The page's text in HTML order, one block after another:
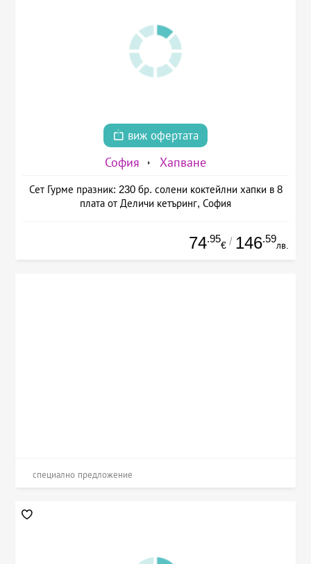
виж офертата
София Хапване
Сет Гурме празник: 230 бр. солени коктейлни хапки в 8
плата от Деличи кетъринг, София
74.95
€ / 146.59
лв.
специално предложение